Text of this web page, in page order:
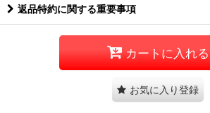
返品特約に関する重要事項
カートに入れる
お気に入り登録